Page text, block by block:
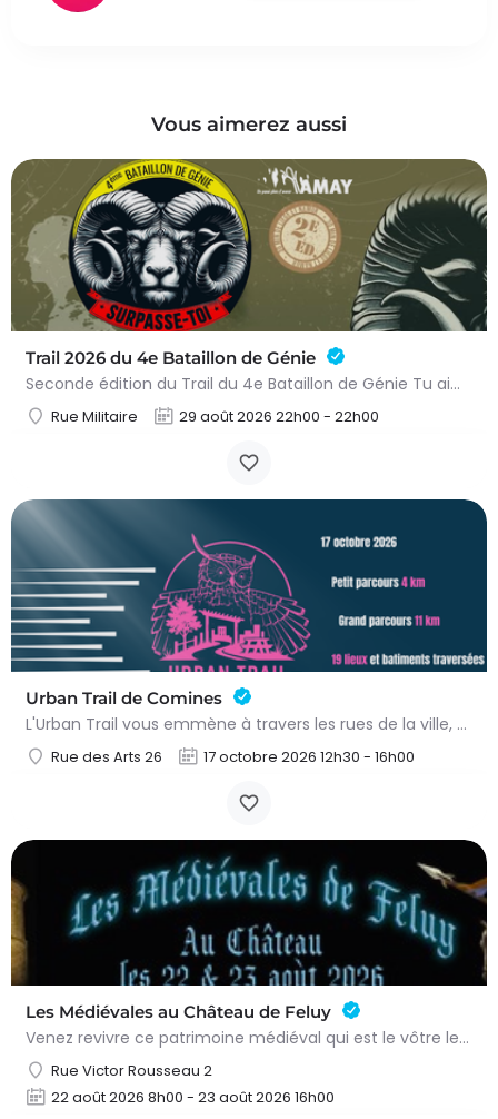
Vous aimerez aussi
Trail 2026 du 4e Bataillon de Génie
Seconde édition du Trail du 4e Bataillon de Génie Tu aimes les défis sportifs exigeants ? Tu es désireux de…
Rue Militaire 29 août 2026 22h00 - 22h00
Urban Trail de Comines
L'Urban Trail vous emmène à travers les rues de la ville, mais aussi dans des lieux emblématiques et des…
Rue des Arts 26 17 octobre 2026 12h30 - 16h00
Les Médiévales au Château de Feluy
Venez revivre ce patrimoine médiéval qui est le vôtre le samedi 22 août de 11h00 à 21h00 et le dimanche 23…
Rue Victor Rousseau 2
22 août 2026 8h00 - 23 août 2026 16h00